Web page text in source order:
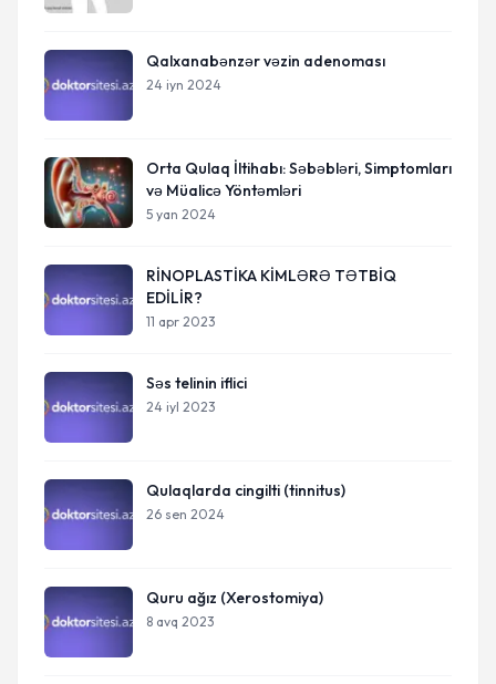
Qalxanabənzər vəzin adenoması
24 iyn 2024
Orta Qulaq İltihabı: Səbəbləri, Simptomları
və Müalicə Yöntəmləri
5 yan 2024
RİNOPLASTİKA KİMLƏRƏ TƏTBİQ
EDİLİR?
11 apr 2023
Səs telinin iflici
24 iyl 2023
Qulaqlarda cingilti (tinnitus)
26 sen 2024
Quru ağız (Xerostomiya)
8 avq 2023